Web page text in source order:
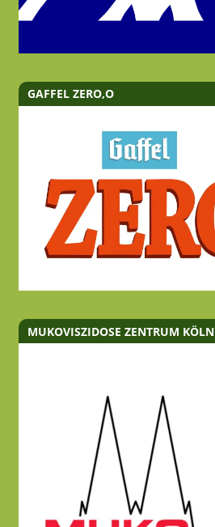
GAFFEL ZERO,O
MUKOVISZIDOSE ZENTRUM KÖLN